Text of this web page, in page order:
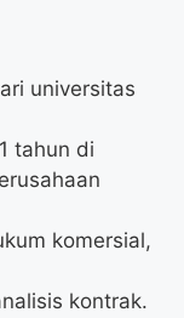
universitas
tahun di
komersial,
kontrak.